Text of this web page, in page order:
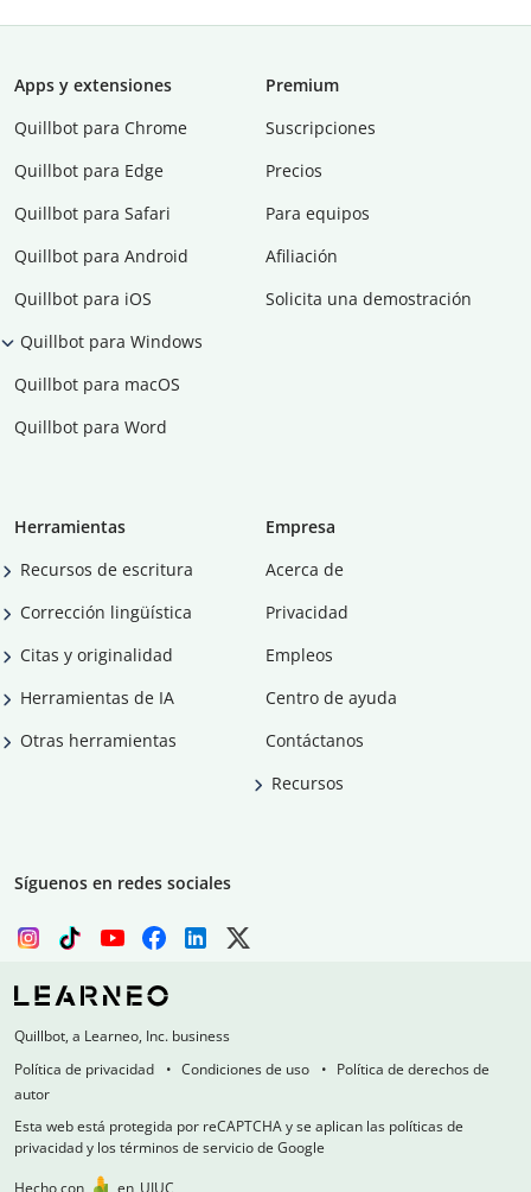
Apps y extensiones
Quillbot para Chrome
Quillbot para Edge
Quillbot para Safari
Quillbot para Android
Quillbot para iOS
Quillbot para Windows
Quillbot para macOS
Quillbot para Word
Premium
Suscripciones
Precios
Para equipos
Afiliación
Solicita una demostración
Herramientas
Recursos de escritura
Corrección lingüística
Citas y originalidad
Herramientas de IA
Otras herramientas
Empresa
Acerca de
Privacidad
Empleos
Centro de ayuda
Contáctanos
Recursos
Síguenos en redes sociales
Quillbot, a Learneo, Inc. business
Política de privacidad
Condiciones de uso
Política de derechos de
autor
Esta web está protegida por reCAPTCHA y se aplican las políticas de
privacidad y los términos de servicio de Google